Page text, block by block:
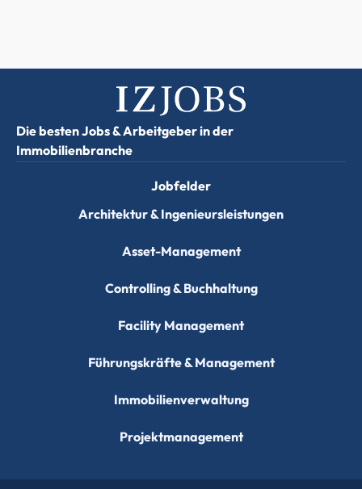
Die besten Jobs & Arbeitgeber in der
Immobilienbranche
Jobfelder
Architektur & Ingenieursleistungen
Asset-Management
Controlling & Buchhaltung
Facility Management
Führungskräfte & Management
Immobilienverwaltung
Projektmanagement